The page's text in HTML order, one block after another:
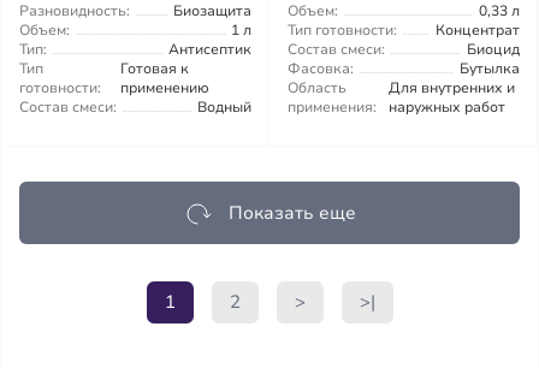
Разновидность:
Биозащита
Объем:
1 л
Тип:
Антисептик
Тип
готовности:
Готовая к
применению
Состав смеси:
Водный
Объем:
0,33 л
Тип готовности:
Концентрат
Состав смеси:
Биоцид
Фасовка:
Бутылка
Область
применения:
Для внутренних и
наружных работ
Показать еще
1 2 > >|